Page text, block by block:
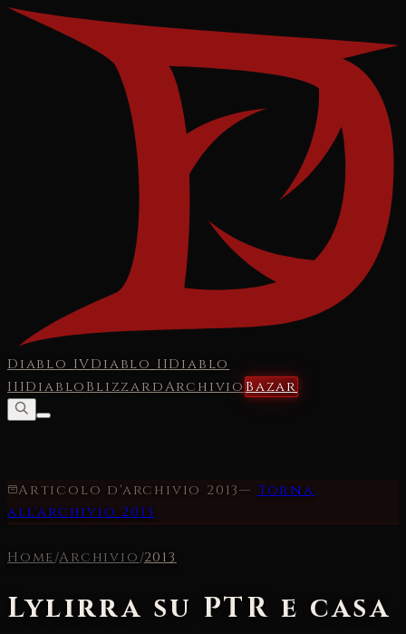
Diablo IVDiablo IIDiablo
IIIDiabloBlizzardArchivioBazar
Articolo d'archivio 2013—Torna
all'archivio2013
Home/Archivio/2013
Lylirra su PTR e casa